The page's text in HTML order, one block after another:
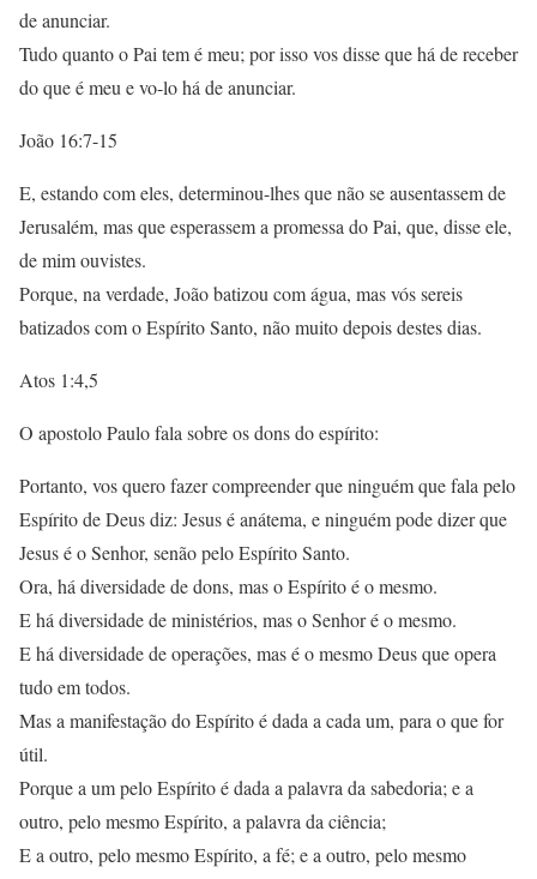
de anunciar.
Tudo quanto o Pai tem é meu; por isso vos disse que há de receber
do que é meu e vo-lo há de anunciar.
João 16:7-15
E, estando com eles, determinou-lhes que não se ausentassem de
Jerusalém, mas que esperassem a promessa do Pai, que, disse ele,
de mim ouvistes.
Porque, na verdade, João batizou com água, mas vós sereis
batizados com o Espírito Santo, não muito depois destes dias.
Atos 1:4,5
O apostolo Paulo fala sobre os dons do espírito:
Portanto, vos quero fazer compreender que ninguém que fala pelo
Espírito de Deus diz: Jesus é anátema, e ninguém pode dizer que
Jesus é o Senhor, senão pelo Espírito Santo.
Ora, há diversidade de dons, mas o Espírito é o mesmo.
E há diversidade de ministérios, mas o Senhor é o mesmo.
E há diversidade de operações, mas é o mesmo Deus que opera
tudo em todos.
Mas a manifestação do Espírito é dada a cada um, para o que for
útil.
Porque a um pelo Espírito é dada a palavra da sabedoria; e a
outro, pelo mesmo Espírito, a palavra da ciência;
E a outro, pelo mesmo Espírito, a fé; e a outro, pelo mesmo